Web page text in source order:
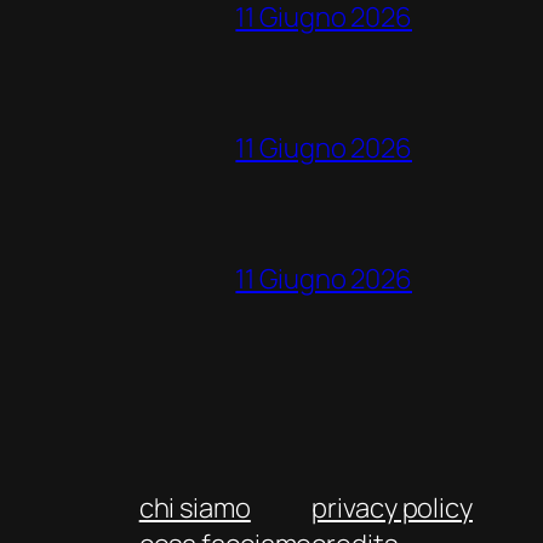
11 Giugno 2026
11 Giugno 2026
11 Giugno 2026
chi siamo
privacy policy